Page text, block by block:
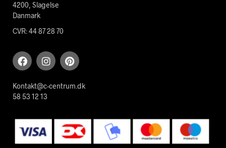
4200, Slagelse
Danmark
CVR: 44 87 28 70
Kontakt@c-centrum.dk
58 53 12 13